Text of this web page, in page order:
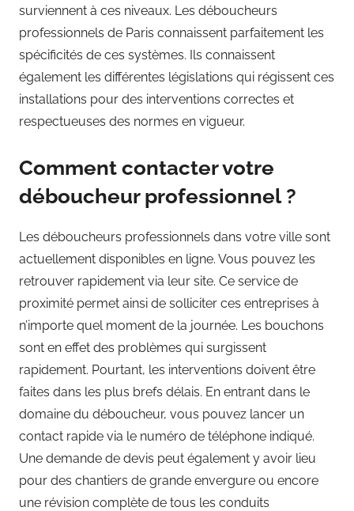
surviennent à ces niveaux. Les déboucheurs
professionnels de Paris connaissent parfaitement les
spécificités de ces systèmes. Ils connaissent
également les différentes législations qui régissent ces
installations pour des interventions correctes et
respectueuses des normes en vigueur.
Comment contacter votre
déboucheur professionnel ?
Les déboucheurs professionnels dans votre ville sont
actuellement disponibles en ligne. Vous pouvez les
retrouver rapidement via leur site. Ce service de
proximité permet ainsi de solliciter ces entreprises à
n’importe quel moment de la journée. Les bouchons
sont en effet des problèmes qui surgissent
rapidement. Pourtant, les interventions doivent être
faites dans les plus brefs délais. En entrant dans le
domaine du déboucheur, vous pouvez lancer un
contact rapide via le numéro de téléphone indiqué.
Une demande de devis peut également y avoir lieu
pour des chantiers de grande envergure ou encore
une révision complète de tous les conduits